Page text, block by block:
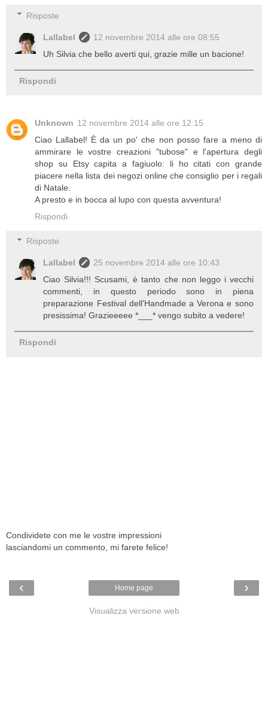
Risposte
Lallabel
12 novembre 2014 alle ore 08:55
Uh Silvia che bello averti qui, grazie mille un bacione!
Rispondi
Unknown 12 novembre 2014 alle ore 12:15
Ciao Lallabel! È da un po' che non posso fare a meno di
ammirare le vostre creazioni "tubose" e l'apertura degli
shop su Etsy capita a fagiuolo: li ho citati con grande
piacere nella lista dei negozi online che consiglio per i regali
di Natale.
A presto e in bocca al lupo con questa avventura!
Rispondi
Risposte
Lallabel
25 novembre 2014 alle ore 10:43
Ciao Silvia!!! Scusami, è tanto che non leggo i vecchi
commenti, in questo periodo sono in piena
preparazione Festival dell'Handmade a Verona e sono
presissima! Grazieeeee *___* vengo subito a vedere!
Rispondi
Condividete con me le vostre impressioni
lasciandomi un commento, mi farete felice!
‹ ›
Home page
Visualizza versione web